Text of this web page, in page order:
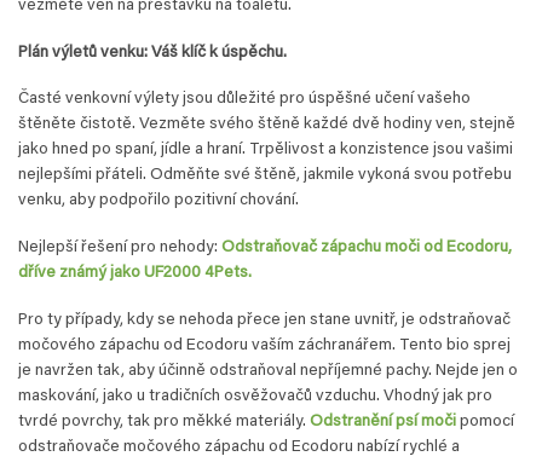
vezměte ven na přestávku na toaletu.
Plán výletů venku: Váš klíč k úspěchu.
Časté venkovní výlety jsou důležité pro úspěšné učení vašeho
štěněte čistotě. Vezměte svého štěně každé dvě hodiny ven, stejně
jako hned po spaní, jídle a hraní. Trpělivost a konzistence jsou vašimi
nejlepšími přáteli. Odměňte své štěně, jakmile vykoná svou potřebu
venku, aby podpořilo pozitivní chování.
Nejlepší řešení pro nehody: Odstraňovač zápachu moči od Ecodoru,
dříve známý jako UF2000 4Pets.
Pro ty případy, kdy se nehoda přece jen stane uvnitř, je odstraňovač
močového zápachu od Ecodoru vaším záchranářem. Tento bio sprej
je navržen tak, aby účinně odstraňoval nepříjemné pachy. Nejde jen o
maskování, jako u tradičních osvěžovačů vzduchu. Vhodný jak pro
tvrdé povrchy, tak pro měkké materiály. Odstranění psí moči pomocí
odstraňovače močového zápachu od Ecodoru nabízí rychlé a